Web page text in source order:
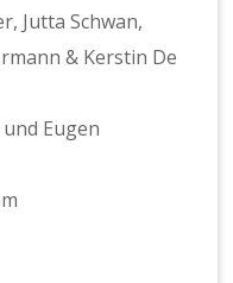
Jutta Schwan,
& Kerstin De
Eugen